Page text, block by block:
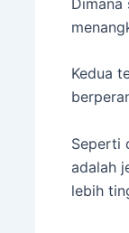
Kedua
Seperti
adalah
lebih